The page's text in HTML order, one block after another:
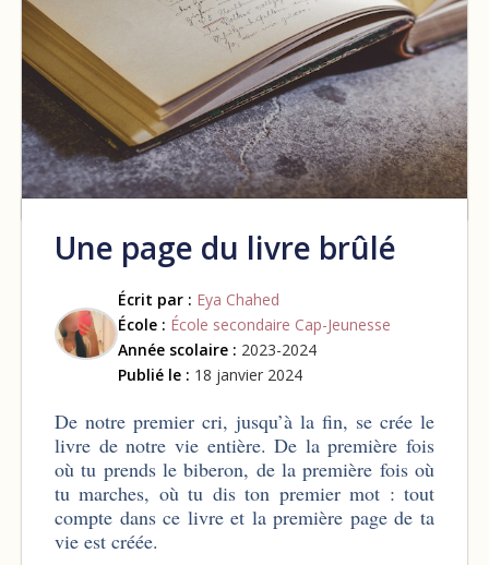
Une page du livre brûlé
Écrit par : Eya Chahed
École : École secondaire Cap-Jeunesse
Année scolaire : 2023-2024
Publié le : 18 janvier 2024
De notre premier cri, jusqu’à la fin, se crée le
livre de notre vie entière. De la première fois
où tu prends le biberon, de la première fois où
tu marches, où tu dis ton premier mot : tout
compte dans ce livre et la première page de ta
vie est créée.